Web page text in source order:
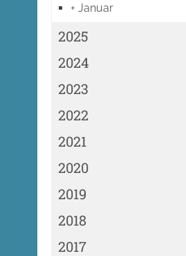
+ Januar
2025
2024
2023
2022
2021
2020
2019
2018
2017